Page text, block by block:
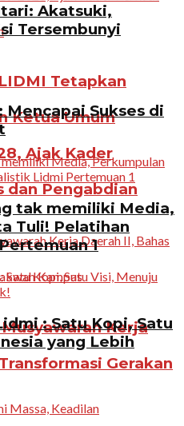
Tetapkan
Ketua Umum
Ajak Kader
dan Pengabdian
Kerja
Gerakan
Akatsuki,
Tersembunyi
Sukses di
tak memiliki Media,
Tuli! Pelatihan
1
: Satu Kopi, Satu
yang Lebih